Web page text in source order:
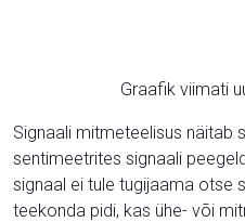
Graafik viimati
Signaali mitmeteelisus näitab
sentimeetrites signaali
signaal ei tule tugijaama otse
teekonda pidi, kas ühe- või